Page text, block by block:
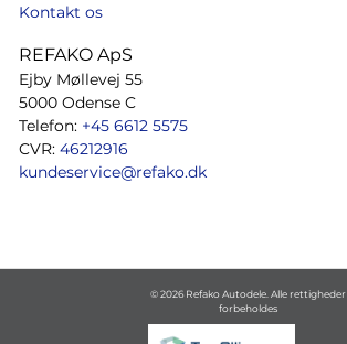
Kontakt os
REFAKO ApS
Ejby Møllevej 55
5000 Odense C
Telefon: +45 6612 5575
CVR: 46212916
kundeservice@refako.dk
© 2026 Refako Autodele. Alle rettigheder
forbeholdes